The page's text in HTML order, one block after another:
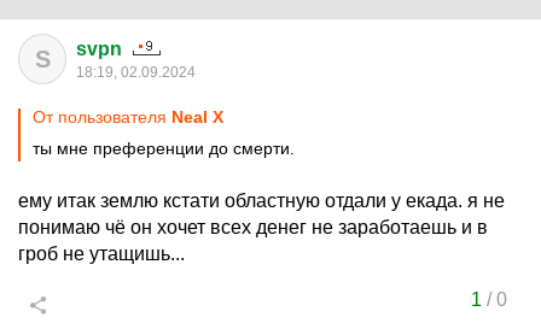
S svpn
18:19, 02.09.2024
От пользователя Neal X
ты мне преференции до смерти.
ему итак землю кстати областную отдали у екада. я не
понимаю чё он хочет всех денег не заработаешь и в
гроб не утащишь...
1 /0